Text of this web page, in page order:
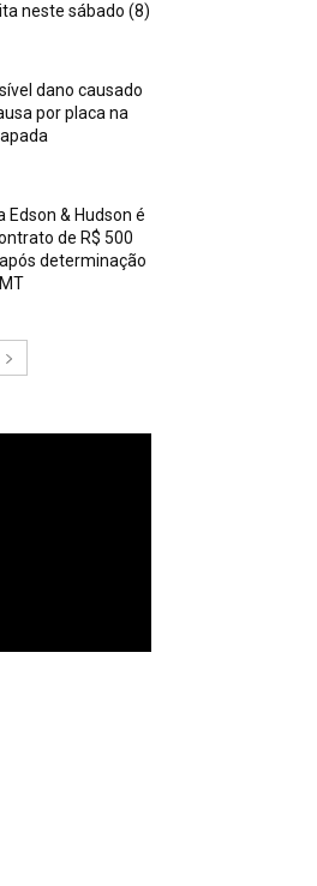
neste sábado (8)
dano causado
por placa na
Edson & Hudson é
de R$ 500
determinação